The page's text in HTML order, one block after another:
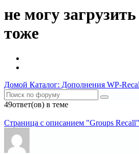
не могу
тоже
Домой Каталог: Дополнения WP-
49ответ(ов) в теме
Страница c описанием "Groups Recall"